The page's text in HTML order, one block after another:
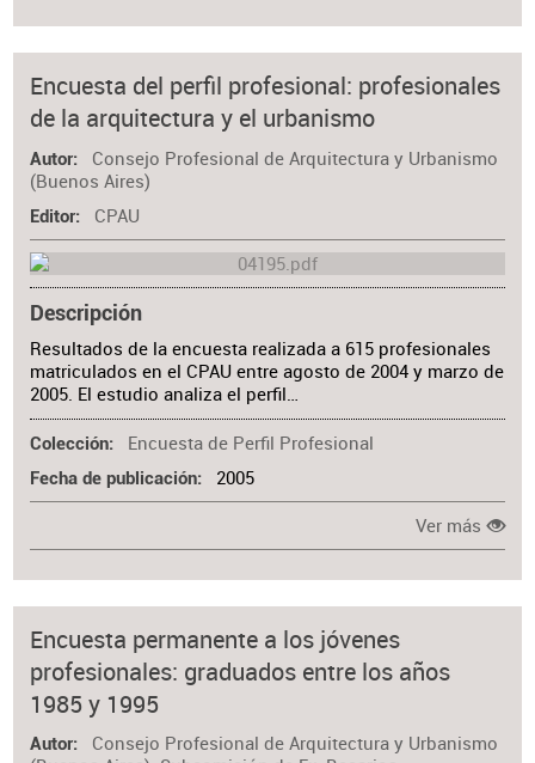
Encuesta del perfil profesional: profesionales
de la arquitectura y el urbanismo
Autor
Consejo Profesional de Arquitectura y Urbanismo
(Buenos Aires)
Editor CPAU
Descripción
Resultados de la encuesta realizada a 615 profesionales
matriculados en el CPAU entre agosto de 2004 y marzo de
2005. El estudio analiza el perfil…
Colección Encuesta de Perfil Profesional
Fecha de publicación 2005
Ver más
Encuesta permanente a los jóvenes
profesionales: graduados entre los años
1985 y 1995
Autor
Consejo Profesional de Arquitectura y Urbanismo